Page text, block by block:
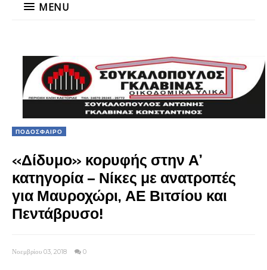
MENU
ΠΟΔΟΣΦΑΙΡΟ
«Δίδυμο» κορυφής στην Α’
κατηγορία – Νίκες με ανατροπές
για Μαυροχώρι, ΑΕ Βιτσίου και
Πεντάβρυσο!
Νοεμβρίου 03, 2018 0